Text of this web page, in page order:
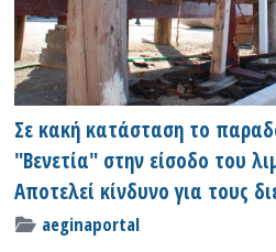
Σε κακή κατάσταση το
"Βενετία" στην είσοδο του
Αποτελεί κίνδυνο για τους
aeginaportal